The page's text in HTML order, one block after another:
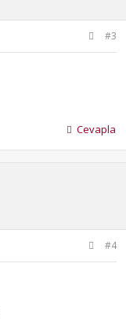
#3
Cevapla
#4